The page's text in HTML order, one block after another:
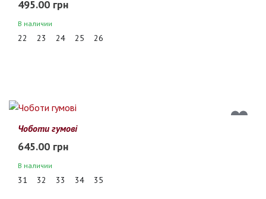
495.00 грн
В наличии
22 23 24 25 26
Чоботи гумові
645.00 грн
В наличии
31 32 33 34 35